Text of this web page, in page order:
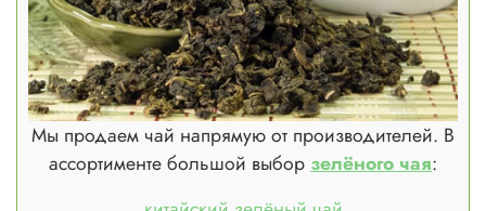
Мы продаем чай напрямую от производителей. В
ассортименте большой выбор зелёного чая: